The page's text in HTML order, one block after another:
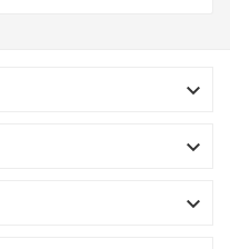


